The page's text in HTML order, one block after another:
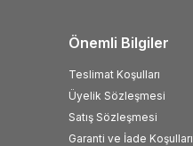
Önemli Bilgiler
Teslimat Koşulları
Üyelik Sözleşmesi
Satış Sözleşmesi
Garanti ve İade Koşulları